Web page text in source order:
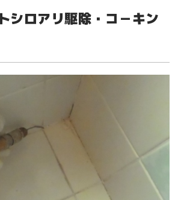
シロアリ駆除・コ－キン